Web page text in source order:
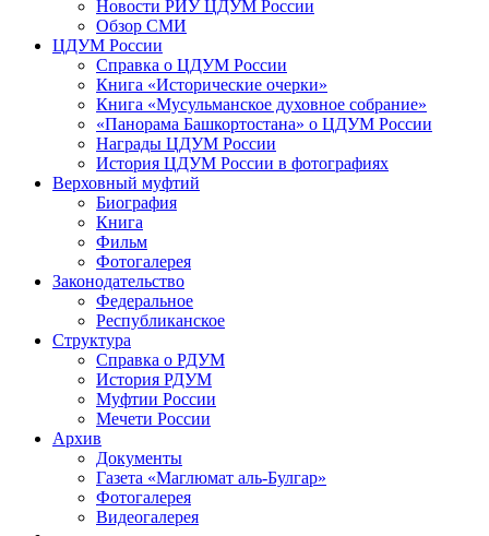
Новости РИУ ЦДУМ России
Обзор СМИ
ЦДУМ России
Справка о ЦДУМ России
Книга «Исторические очерки»
Книга «Мусульманское духовное собрание»
«Панорама Башкортостана» о ЦДУМ России
Награды ЦДУМ России
История ЦДУМ России в фотографиях
Верховный муфтий
Биография
Книга
Фильм
Фотогалерея
Законодательство
Федеральное
Республиканское
Структура
Справка о РДУМ
История РДУМ
Муфтии России
Мечети России
Архив
Документы
Газета «Маглюмат аль-Булгар»
Фотогалерея
Видеогалерея